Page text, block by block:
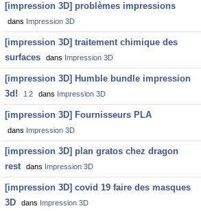
[impression 3D] problèmes impressions
dans Impression 3D
[impression 3D] traitement chimique des
surfaces
dans Impression 3D
[impression 3D] Humble bundle impression
3d!
1 2 dans Impression 3D
[impression 3D] Fournisseurs PLA
dans Impression 3D
[impression 3D] plan gratos chez dragon
rest
dans Impression 3D
[impression 3D] covid 19 faire des masques
3D
dans Impression 3D